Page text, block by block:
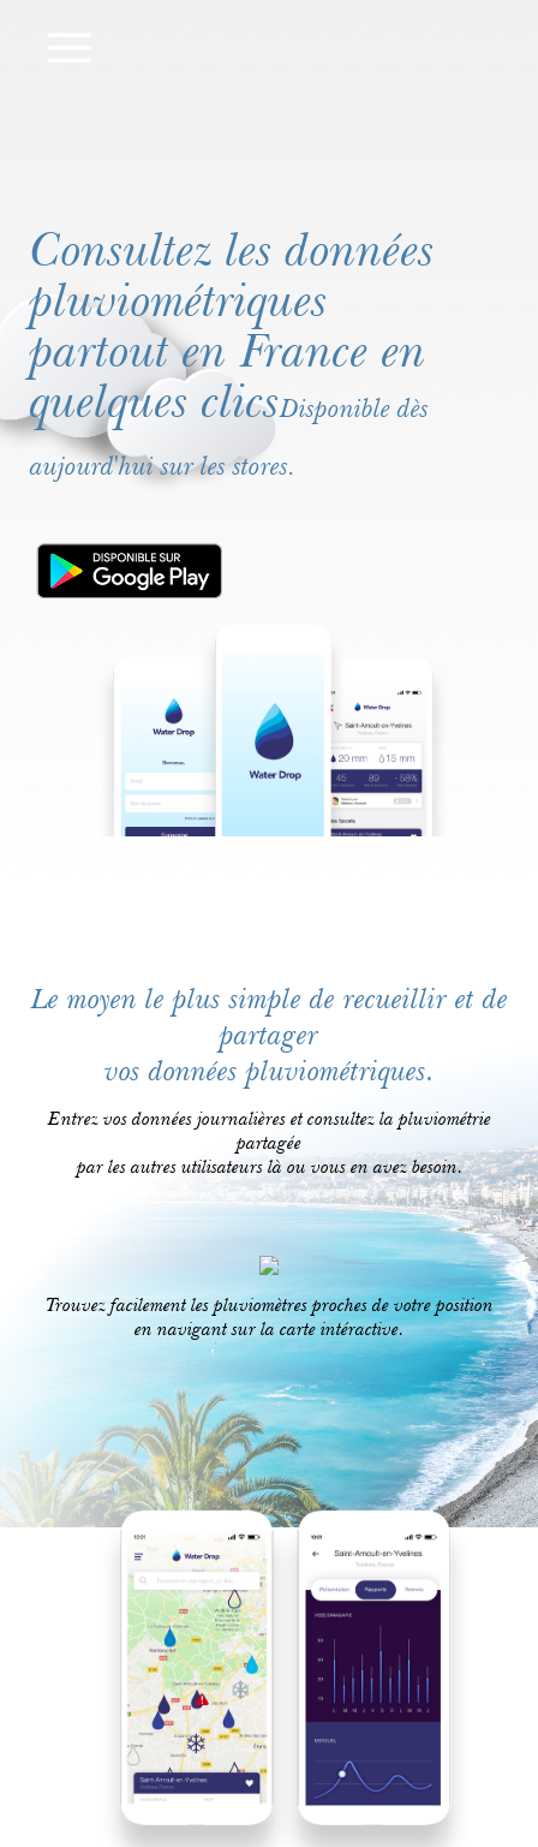
Consultez les données
pluviométriques
partout en France en
quelques clicsDisponible dès
aujourd'hui sur les stores.
Le moyen le plus simple de recueillir et de
partager
vos données pluviométriques.
Entrez vos données journalières et consultez la pluviométrie
partagée
par les autres utilisateurs là ou vous en avez besoin.
Trouvez facilement les pluviomètres proches de votre position
en navigant sur la carte intéractive.